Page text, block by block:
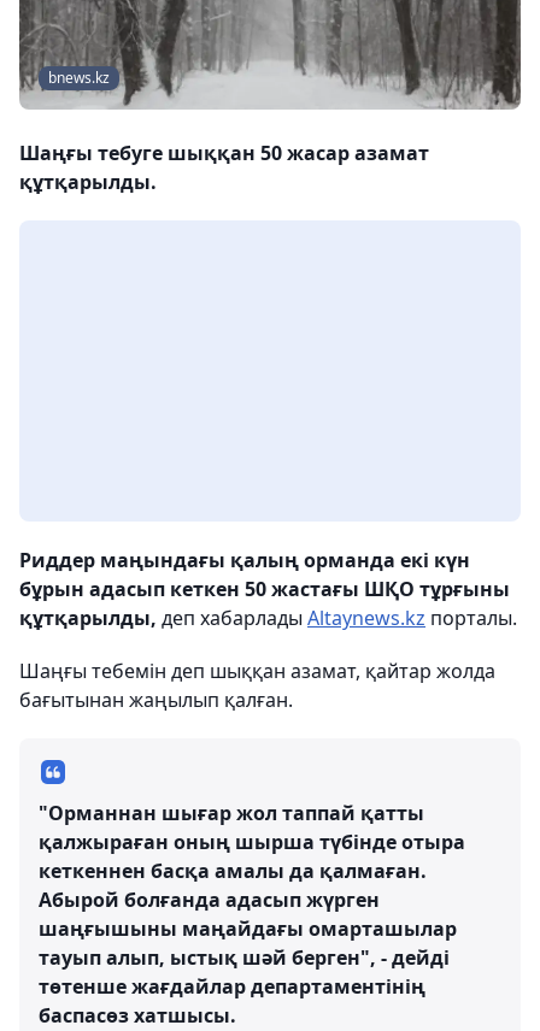
bnews.kz
Шаңғы тебуге шыққан 50 жасар азамат
құтқарылды.
Риддер маңындағы қалың орманда екі күн
бұрын адасып кеткен 50 жастағы ШҚО тұрғыны
құтқарылды, деп хабарлады Аltaynews.kz порталы.
Шаңғы тебемін деп шыққан азамат, қайтар жолда
бағытынан жаңылып қалған.
"Орманнан шығар жол таппай қатты
қалжыраған оның шырша түбінде отыра
кеткеннен басқа амалы да қалмаған.
Абырой болғанда адасып жүрген
шаңғышыны маңайдағы омарташылар
тауып алып, ыстық шәй берген", - дейді
төтенше жағдайлар департаментінің
баспасөз хатшысы.